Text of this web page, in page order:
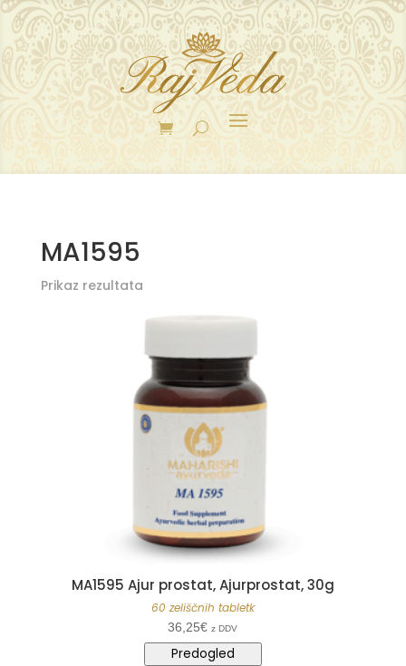
MA1595
Prikaz rezultata
MA1595 Ajur prostat, Ajurprostat, 30g
60 zeliščnih tabletk
36,25€ z DDV
Predogled